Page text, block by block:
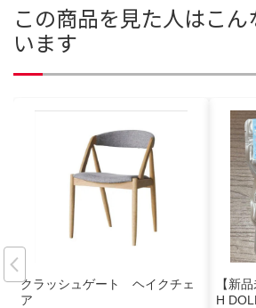
この商品を見た人はこ
います
クラッシュゲート ヘイクチェ
ア
【新
H